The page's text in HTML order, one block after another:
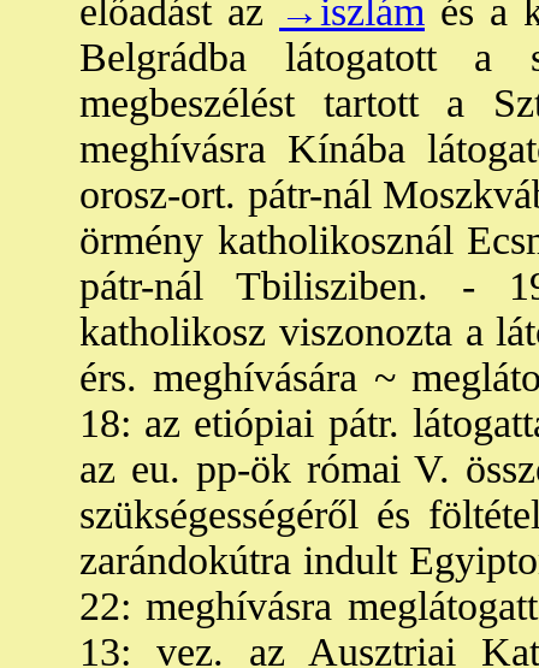
előadást az →iszlám és a
Belgrádba látogatott a
megbeszélést tartott a
meghívásra Kínába
orosz-ort. pátr-nál
örmény katholikosznál
pátr-nál Tbilisziben. -
katholikosz viszonozta a
érs. meghívására ~
18: az etiópiai pátr.
az eu. pp-ök római V.
szükségességéről és
zarándokútra indult
22: meghívásra
13: vez. az Ausztriai